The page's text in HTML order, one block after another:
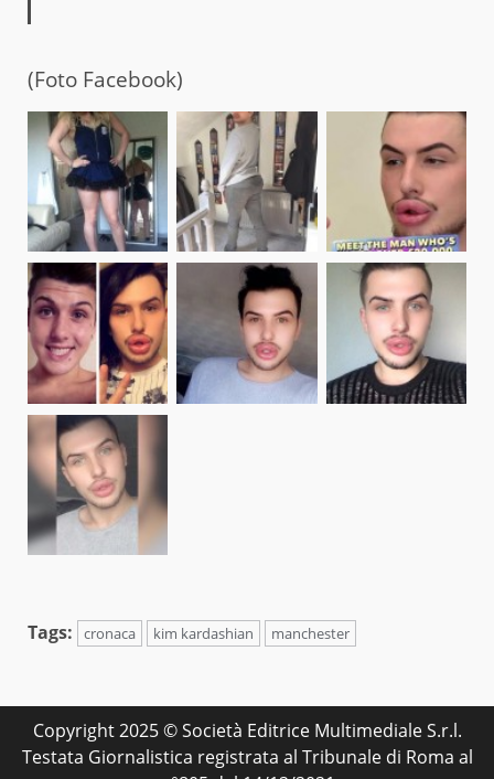
(Foto Facebook)
Tags: cronaca kim kardashian manchester
Copyright 2025 © Società Editrice Multimediale S.r.l.
Testata Giornalistica registrata al Tribunale di Roma al